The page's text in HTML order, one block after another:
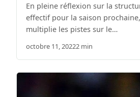
En pleine réflexion sur la
effectif pour la saison prochaine,
multiplie les pistes sur le…
octobre 11, 20222 min